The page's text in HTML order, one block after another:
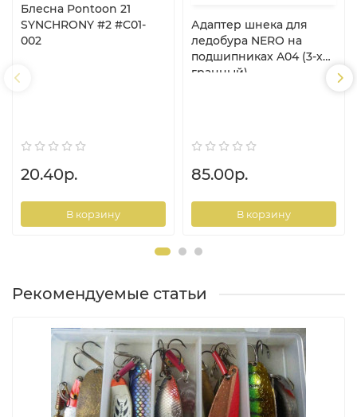
Блесна Pontoon 21
SYNCHRONY #2 #C01-
002
20.40р.
В корзину
Адаптер шнека для
ледобура NERO на
подшипниках A04 (3-х
гранный)
85.00р.
В корзину
Рекомендуемые статьи